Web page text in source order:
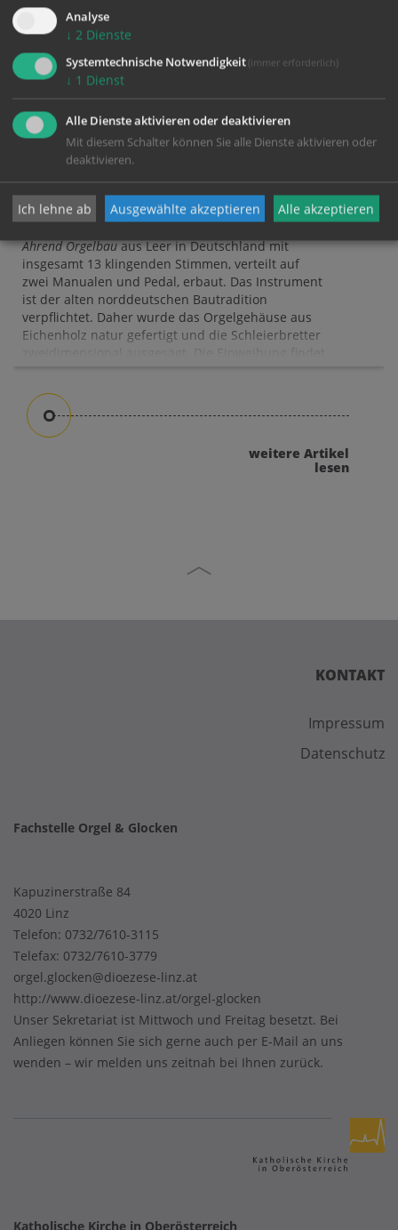
Neue Orgel in Engelhartszell
Die Orgel wurde von der OrgelbaufirmaJürgen
Ahrend Orgelbauaus Leer in Deutschland mit
insgesamt 13 klingenden Stimmen, verteilt auf
zwei Manualen und Pedal, erbaut. Das Instrument
ist der alten norddeutschen Bautradition
verpflichtet. Daher wurde das Orgelgehäuse aus
Eichenholz natur gefertigt und die Schleierbretter
weitere Artikel
lesen
KONTAKT
Impressum
Datenschutz
Fachstelle Orgel & Glocken
Kapuzinerstraße 84
4020 Linz
Telefon: 0732/7610-3115
Telefax: 0732/7610-3779
orgel.glocken@dioezese-linz.at
http://www.dioezese-linz.at/orgel-glocken
Unser Sekretariat ist Mittwoch und Freitag besetzt. Bei
Anliegen können Sie sich gerne auch per E‑Mail an uns
wenden – wir melden uns zeitnah bei Ihnen zurück.
Katholische Kirche in Oberösterreich
Analyse
↓ 2 Dienste
Systemtechnische Notwendigkeit (immer erforderlich)
↓ 1 Dienst
Alle Dienste aktivieren oder deaktivieren
Mit diesem Schalter können Sie alle Dienste aktivieren oder
deaktivieren.
Ich lehne ab Ausgewählte akzeptieren Alle akzeptieren